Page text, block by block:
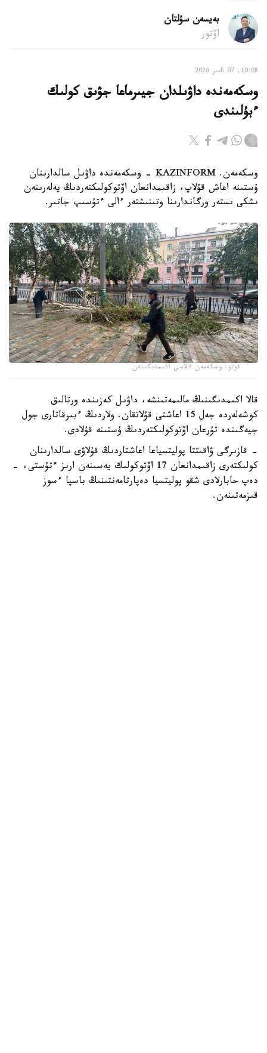
بەيسەن سۇلتان
اۆتور
10:08, 07 تامىز 2026
وسكەمەندە داۋىلدان جيىرماعا جۋىق كولىك
ءبۇلىندى
وسكەمەن. KAZINFORM - وسكەمەندە داۋىل سالدارىنان
ۇستىنە اعاش قۇلاپ، زاقىمدانعان اۆتوكولىكتەردىڭ يەلەرىنەن
ىشكى ىستەر ورگاندارىنا وتىنىشتەر ءالى ءتۇسىپ جاتىر.
فوتو: وسكەمەن قالاسى اكىمدىگىنەن
قالا اكىمدىگىنىڭ مالىمەتىنشە، داۋىل كەزىندە ورتالىق
كوشەلەردە جەل 15 اعاشتى قۇلاتقان. ولاردىڭ ءبىرقاتارى جول
جيەگىندە تۇرعان اۆتوكولىكتەردىڭ ۇستىنە قۇلادى.
- قازىرگى ۋاقىتتا پوليتسياعا اعاشتاردىڭ قۇلاۋى سالدارىنان
كولىكتەرى زاقىمدانعان 17 اۆتوكولىك يەسىنەن ارىز ءتۇستى، -
دەپ حابارلادى شقو پوليتسيا دەپارتامەنتىنىڭ باسپا ءسوز
قىزمەتىنەن.